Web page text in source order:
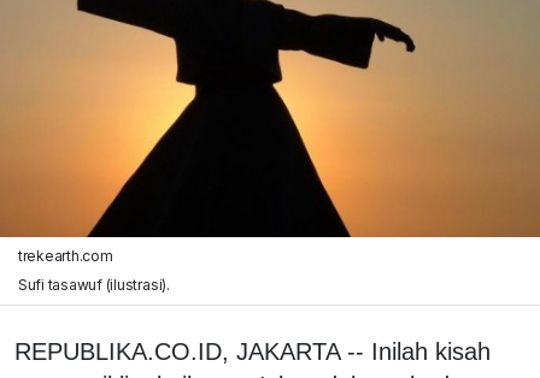
trekearth.com
Sufi tasawuf (ilustrasi).
REPUBLIKA.CO.ID, JAKARTA -- Inilah kisah